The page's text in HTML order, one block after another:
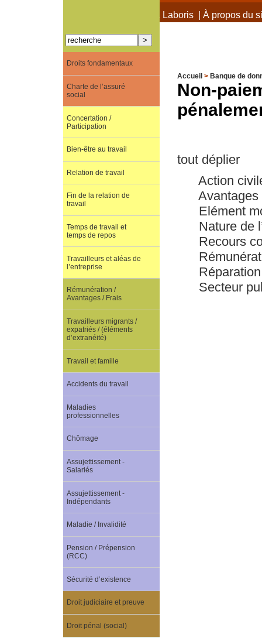
À propos de Terra Laboris| À propos du
Accueil > Banque de
Non-
tout déplier
Action
Elément
Nature de
Recours
Secteur
Droits fondamentaux
Charte de l’assuré
social
Concertation /
Participation
Bien-être au travail
Relation de travail
Fin de la relation de
travail
Temps de travail et
temps de repos
Travailleurs et aléas de
l’entreprise
Rémunération /
Avantages / Frais
Travailleurs migrants /
expatriés / (éléments
d’extranéité)
Travail et famille
Accidents du travail
Maladies
professionnelles
Chômage
Assujettissement -
Salariés
Assujettissement -
Indépendants
Maladie / Invalidité
Pension / Prépension
(RCC)
Sécurité d’existence
Droit judiciaire et preuve
Droit pénal (social)